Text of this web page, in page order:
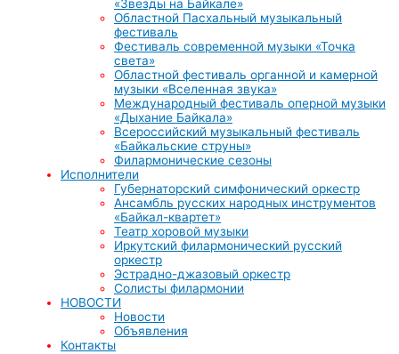
«Звезды на Байкале»
Областной Пасхальный музыкальный
фестиваль
Фестиваль современной музыки «Точка
света»
Областной фестиваль органной и камерной
музыки «Вселенная звука»
Международный фестиваль оперной музыки
«Дыхание Байкала»
Всероссийский музыкальный фестиваль
«Байкальские струны»
Филармонические сезоны
Исполнители
Губернаторский симфонический оркестр
Ансамбль русских народных инструментов
«Байкал-квартет»
Театр хоровой музыки
Иркутский филармонический русский
оркестр
Эстрадно-джазовый оркестр
Солисты филармонии
НОВОСТИ
Новости
Объявления
Контакты